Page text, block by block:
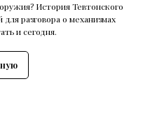
История Тевтонского
разговора о механизмах
и сегодня.